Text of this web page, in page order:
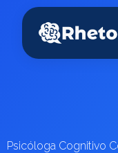
Psicóloga Cognitivo